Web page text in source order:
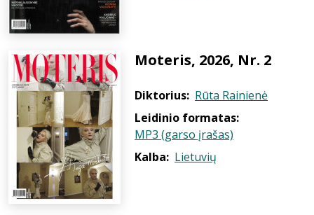
Moteris, 2026, Nr. 2
Diktorius: Rūta Rainienė
Leidinio formatas:
MP3 (garso įrašas)
Kalba: Lietuvių